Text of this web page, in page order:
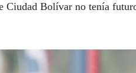
Ciudad Bolívar no tenía